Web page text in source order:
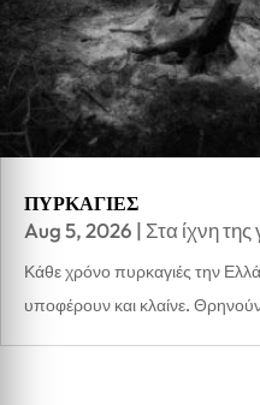
ΠΥΡΚΑΓΙΕΣ
Aug 5, 2026 | Στα ίχνη
Κάθε χρόνο πυρκαγιές την
υποφέρουν και κλαίνε.